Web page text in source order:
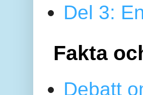
Del 3:
Fakta
Debatt